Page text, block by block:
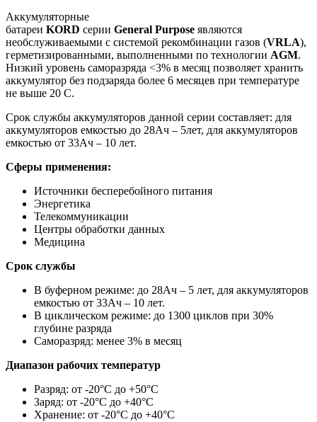
Аккумуляторные
батареи KORD серии General Purpose являются
необслуживаемыми с системой рекомбинации газов (VRLA),
герметизированными, выполненными по технологии AGM.
Низкий уровень саморазряда <3% в месяц позволяет хранить
аккумулятор без подзаряда более 6 месяцев при температуре
не выше 20 С.
Срок службы аккумуляторов данной серии составляет: для
аккумуляторов емкостью до 28Ач – 5лет, для аккумуляторов
емкостью от 33Ач – 10 лет.
Сферы применения:
Источники бесперебойного питания
Энергетика
Телекоммуникации
Центры обработки данных
Медицина
Срок службы
В буферном режиме: до 28Ач – 5 лет, для аккумуляторов
емкостью от 33Ач – 10 лет.
В циклическом режиме: до 1300 циклов при 30%
глубине разряда
Саморазряд: менее 3% в месяц
Диапазон рабочих температур
Разряд: от -20°С до +50°С
Заряд: от -20°С до +40°С
Хранение: от -20°С до +40°С